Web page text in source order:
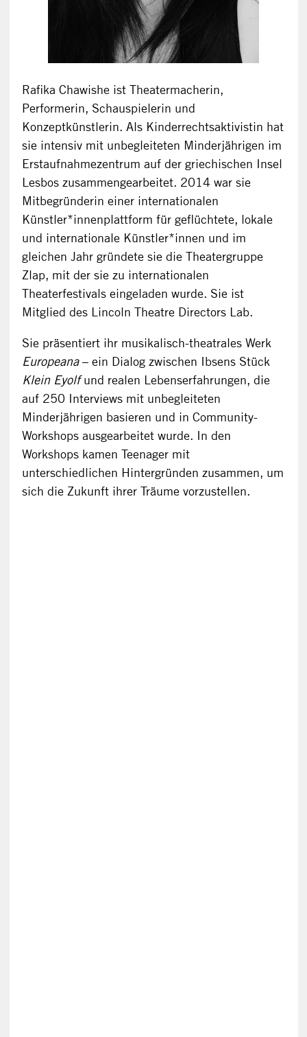
Rafika Chawishe ist Theatermacherin,
Performerin, Schauspielerin und
Konzeptkünstlerin. Als Kinderrechtsaktivistin hat
sie intensiv mit unbegleiteten Minderjährigen im
Erstaufnahmezentrum auf der griechischen Insel
Lesbos zusammengearbeitet. 2014 war sie
Mitbegründerin einer internationalen
Künstler*innenplattform für geflüchtete, lokale
und internationale Künstler*innen und im
gleichen Jahr gründete sie die Theatergruppe
Zlap, mit der sie zu internationalen
Theaterfestivals eingeladen wurde. Sie ist
Mitglied des Lincoln Theatre Directors Lab.
Sie präsentiert ihr musikalisch-theatrales Werk
Europeana– ein Dialog zwischen Ibsens Stück
Klein Eyolfund realen Lebenserfahrungen, die
auf 250 Interviews mit unbegleiteten
Minderjährigen basieren und in Community-
Workshops ausgearbeitet wurde. In den
Workshops kamen Teenager mit
unterschiedlichen Hintergründen zusammen, um
sich die Zukunft ihrer Träume vorzustellen.